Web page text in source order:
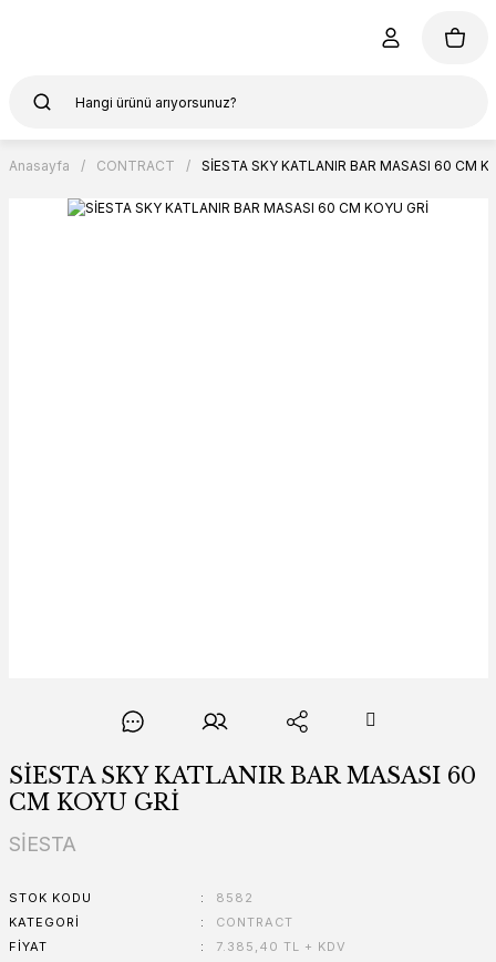
Anasayfa CONTRACT SİESTA SKY KATLANIR BAR MASASI 60 CM
SİESTA SKY KATLANIR BAR MASASI 60
CM KOYU GRİ
SİESTA
STOK KODU
8582
KATEGORI
CONTRACT
FIYAT
7.385,40 TL + KDV